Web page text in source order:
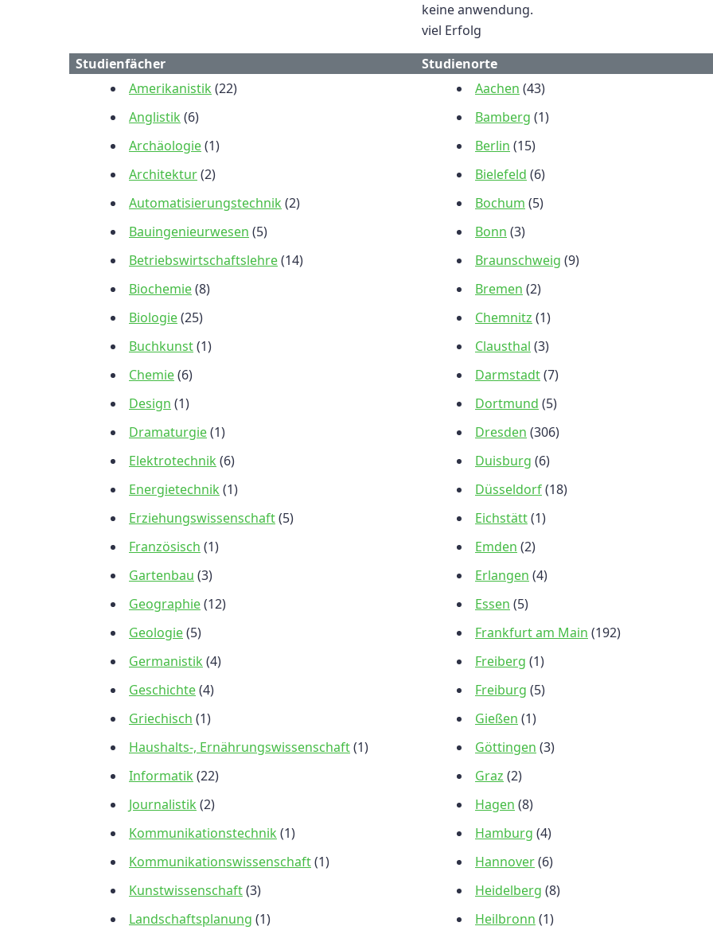
keine anwendung.
viel Erfolg
Studienfächer
Amerikanistik (22)
Anglistik (6)
Archäologie(1)
Architektur(2)
Automatisierungstechnik (2)
Bauingenieurwesen (5)
Betriebswirtschaftslehre(14)
Biochemie(8)
Biologie(25)
Buchkunst(1)
Chemie(6)
Design (1)
Dramaturgie(1)
Elektrotechnik (6)
Energietechnik (1)
Erziehungswissenschaft(5)
Französisch (1)
Gartenbau (3)
Geographie(12)
Geologie(5)
Germanistik (4)
Geschichte(4)
Griechisch (1)
Haushalts-, Ernährungswissenschaft(1)
Informatik (22)
Journalistik (2)
Kommunikationstechnik (1)
Kommunikationswissenschaft(1)
Kunstwissenschaft(3)
Landschaftsplanung (1)
Studienorte
Aachen (43)
Bamberg (1)
Berlin (15)
Bielefeld (6)
Bochum (5)
Bonn (3)
Braunschweig (9)
Bremen (2)
Chemnitz (1)
Clausthal (3)
Darmstadt(7)
Dortmund (5)
Dresden (306)
Duisburg (6)
Düsseldorf(18)
Eichstätt(1)
Emden (2)
Erlangen (4)
Essen (5)
Frankfurt am Main (192)
Freiberg (1)
Freiburg (5)
Gießen (1)
Göttingen (3)
Graz (2)
Hagen (8)
Hamburg (4)
Hannover(6)
Heidelberg (8)
Heilbronn (1)